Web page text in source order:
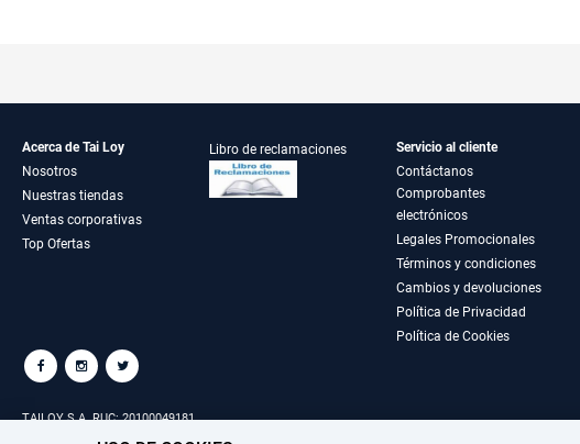
Acerca de Tai Loy
Nosotros
Nuestras tiendas
Ventas corporativas
Top Ofertas
Libro de reclamaciones
Servicio al cliente
Contáctanos
Comprobantes
electrónicos
Legales Promocionales
Términos y condiciones
Cambios y devoluciones
Política de Privacidad
Política de Cookies
TAILOY S.A. RUC: 20100049181